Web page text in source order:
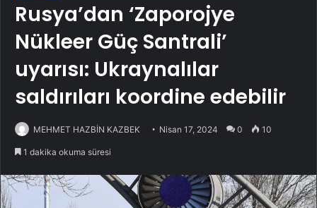
Rusya’dan ‘Zaporojye
Nükleer Güç Santrali’
uyarısı: Ukraynalılar
saldırıları koordine edebilir
MEHMET HAZBİN KAZBEK Nisan 17, 2024 0 10
1 dakika okuma süresi